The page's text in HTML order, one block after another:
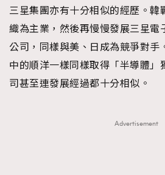
三星集團亦有十分相似的經歷。韓
織為主業，然後再慢慢發展三星電
公司，同樣與美、日成為競爭對手
中的順洋一樣同樣取得「半導體」
司甚至連發展經過都十分相似。
Advertisement